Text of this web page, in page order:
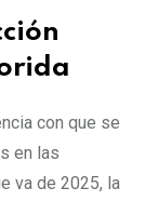
con que se
en las
va de 2025, la